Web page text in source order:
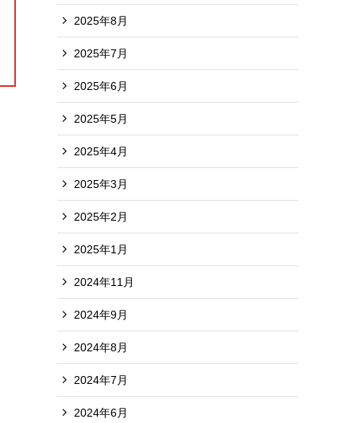
2025年8月
2025年7月
2025年6月
2025年5月
2025年4月
2025年3月
2025年2月
2025年1月
2024年11月
2024年9月
2024年8月
2024年7月
2024年6月